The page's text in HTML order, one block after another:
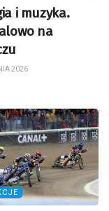
i muzyka.
na
2026